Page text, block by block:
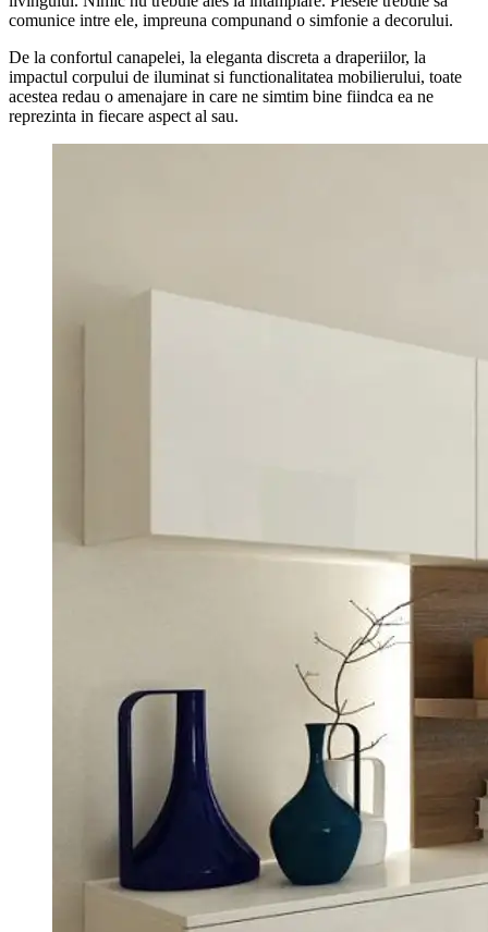
comunice intre ele, impreuna compunand o simfonie a decorului.
De la confortul canapelei, la eleganta discreta a draperiilor, la
impactul corpului de iluminat si functionalitatea mobilierului, toate
acestea redau o amenajare in care ne simtim bine fiindca ea ne
reprezinta in fiecare aspect al sau.